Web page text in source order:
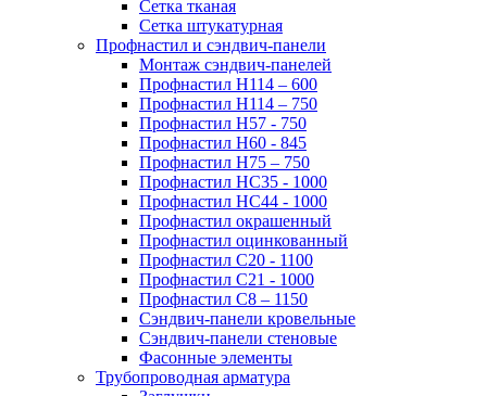
Сетка тканая
Сетка штукатурная
Профнастил и сэндвич-панели
Монтаж сэндвич-панелей
Профнастил Н114 – 600
Профнастил Н114 – 750
Профнастил Н57 - 750
Профнастил Н60 - 845
Профнастил Н75 – 750
Профнастил НС35 - 1000
Профнастил НС44 - 1000
Профнастил окрашенный
Профнастил оцинкованный
Профнастил С20 - 1100
Профнастил С21 - 1000
Профнастил С8 – 1150
Сэндвич-панели кровельные
Сэндвич-панели стеновые
Фасонные элементы
Трубопроводная арматура